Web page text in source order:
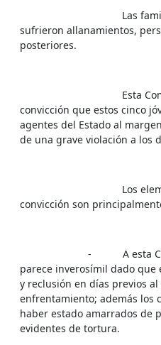
Las familias de
sufrieron allanamientos,
posteriores.
Esta Comisión
convicción que estos cinco
agentes del Estado al
de una grave violación a los
Los elementos
convicción son
- A esta Comisión
parece inverosímil dado que
y reclusión en días previos
enfrentamiento; además los
haber estado amarrados de
evidentes de tortura.